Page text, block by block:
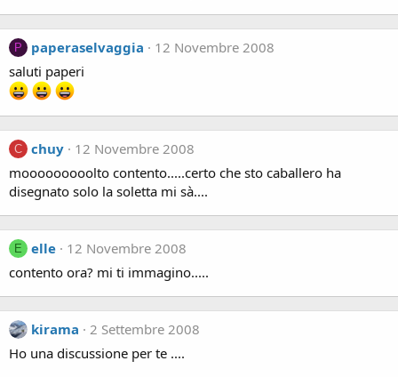
P paperaselvaggia
12 Novembre 2008
saluti paperi
C chuy
12 Novembre 2008
mooooooooolto contento.....certo che sto caballero ha
disegnato solo la soletta mi sà....
E elle
12 Novembre 2008
contento ora? mi ti immagino.....
kirama
2 Settembre 2008
Ho una discussione per te ....